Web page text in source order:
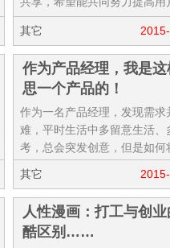
验。 1：惯性 用户：...
其它
作为产品经理，我是这
思一个产品的！
作为一名产品经理，发现需求
难，平时生活中多留意生活、
考，总会突发创意，但是如何
将带着这个问题从创意开始讲
思一...
其它
人性漫画：打工与创
酷区别……